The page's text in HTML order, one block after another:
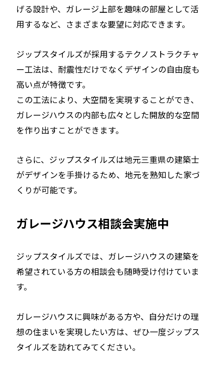
げる設計や、ガレージ上部を趣味の部屋として活
用するなど、さまざまな要望に対応できます。
ジップスタイルズが採用するテクノストラクチャ
ー工法は、耐震性だけでなくデザインの自由度も
高い点が特徴です。
この工法により、大空間を実現することができ、
ガレージハウスの内部も広々とした開放的な空間
を作り出すことができます。
さらに、ジップスタイルズは地元三重県の建築士
がデザインを手掛けるため、地元を熟知した家づ
くりが可能です。
ガレージハウス相談会実施中
ジップスタイルズでは、ガレージハウスの建築を
希望されている方の相談会も随時受け付けていま
す。
ガレージハウスに興味がある方や、自分だけの理
想の住まいを実現したい方は、ぜひ一度ジップス
タイルズを訪れてみてください。